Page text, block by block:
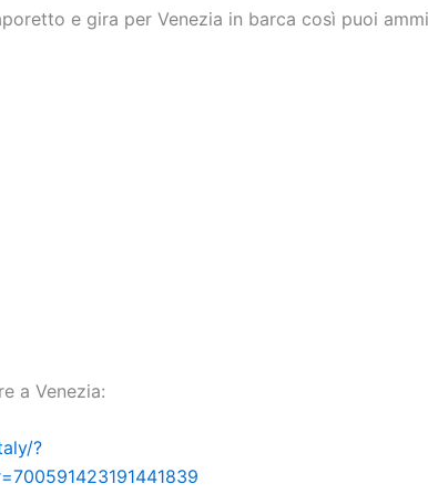
e gira per Venezia in barca così puoi
a Venezia:
?